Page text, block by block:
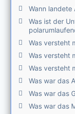
Wann landete
Was ist der
Was versteht
Was versteht
Was versteht
Was war das
Was war das
Was war das